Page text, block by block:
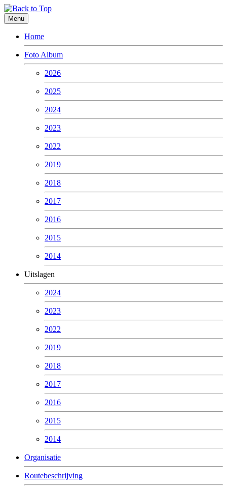
Menu
Home
Foto Album
2026
2025
2024
2023
2022
2019
2018
2017
2016
2015
2014
Uitslagen
2024
2023
2022
2019
2018
2017
2016
2015
2014
Organisatie
Routebeschrijving